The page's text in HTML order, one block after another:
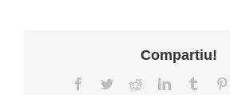
Compartiu!
Facebook
TwitterRedditLinkedInTumblr